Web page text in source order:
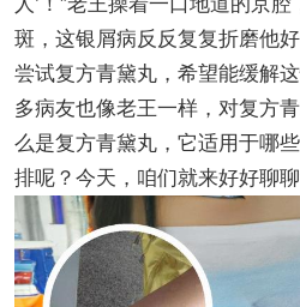
斑，这银屑病反反复复折磨他
尝试复方青黛丸，希望能缓解
多病友也像老王一样，对复方
么是复方青黛丸，它适用于哪
排呢？今天，咱们就来好好聊